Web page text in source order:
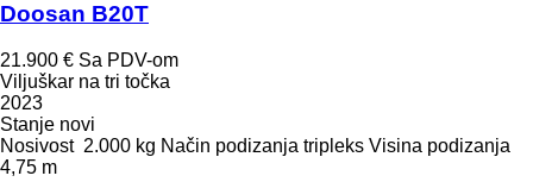
Doosan B20T
21.900 € Sa PDV-om
Viljuškar na tri točka
2023
Stanje novi
Nosivost 2.000 kg Način podizanja tripleks Visina podizanja
4,75 m